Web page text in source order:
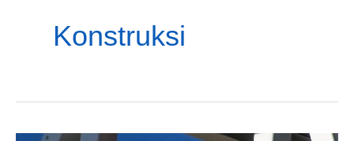
Konstruksi